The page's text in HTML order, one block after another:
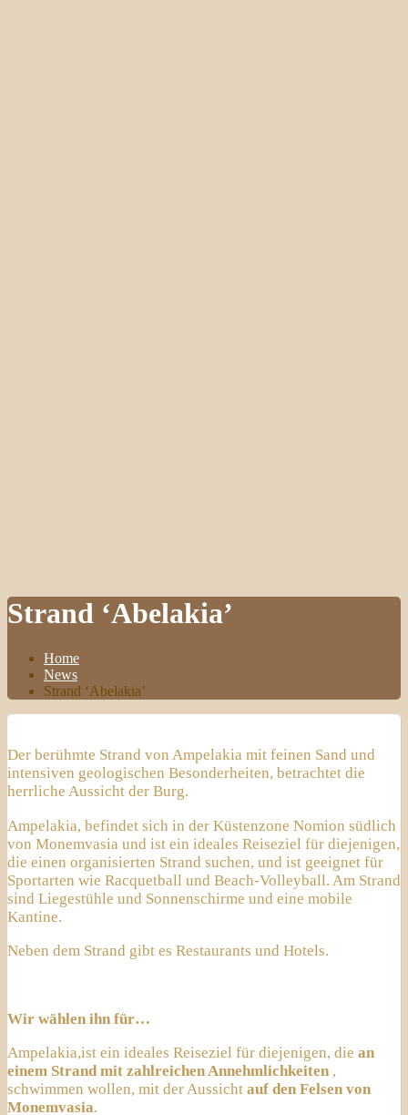
Strand ‘Abelakia’
Home
News
Strand ‘Abelakia’
Der berühmte Strand von Ampelakia mit feinen Sand und
intensiven geologischen Besonderheiten, betrachtet die
herrliche Aussicht der Burg.
Ampelakia, befindet sich in der Küstenzone Nomion südlich
von Monemvasia und ist ein ideales Reiseziel für diejenigen,
die einen organisierten Strand suchen, und ist geeignet für
Sportarten wie Racquetball und Beach-Volleyball. Am Strand
sind Liegestühle und Sonnenschirme und eine mobile
Kantine.
Neben dem Strand gibt es Restaurants und Hotels.
Wir wählen ihn für…
Ampelakia,ist ein ideales Reiseziel für diejenigen, die an
einem Strand mit zahlreichen Annehmlichkeiten ,
schwimmen wollen, mit der Aussicht auf den Felsen von
Monemvasia.